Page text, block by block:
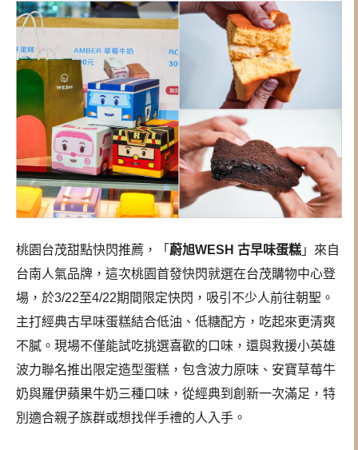
桃園台茂甜點快閃推薦，「 蔚旭WESH 古早味蛋糕 」來自
台南人氣品牌，這次桃園首發快閃就選在台茂購物中心登
場，於3/22至4/22期間限定快閃，吸引不少人前往朝聖。
主打經典古早味蛋糕結合低油、低糖配方，吃起來更清爽
不膩。現場不僅能試吃挑選喜歡的口味，還與救援小英雄
波力聯名推出限定造型蛋糕，包含波力原味、安寶草莓牛
奶與羅伊蘋果牛奶三種口味，從經典到創新一次滿足，特
別適合親子族群或想找伴手禮的人入手。